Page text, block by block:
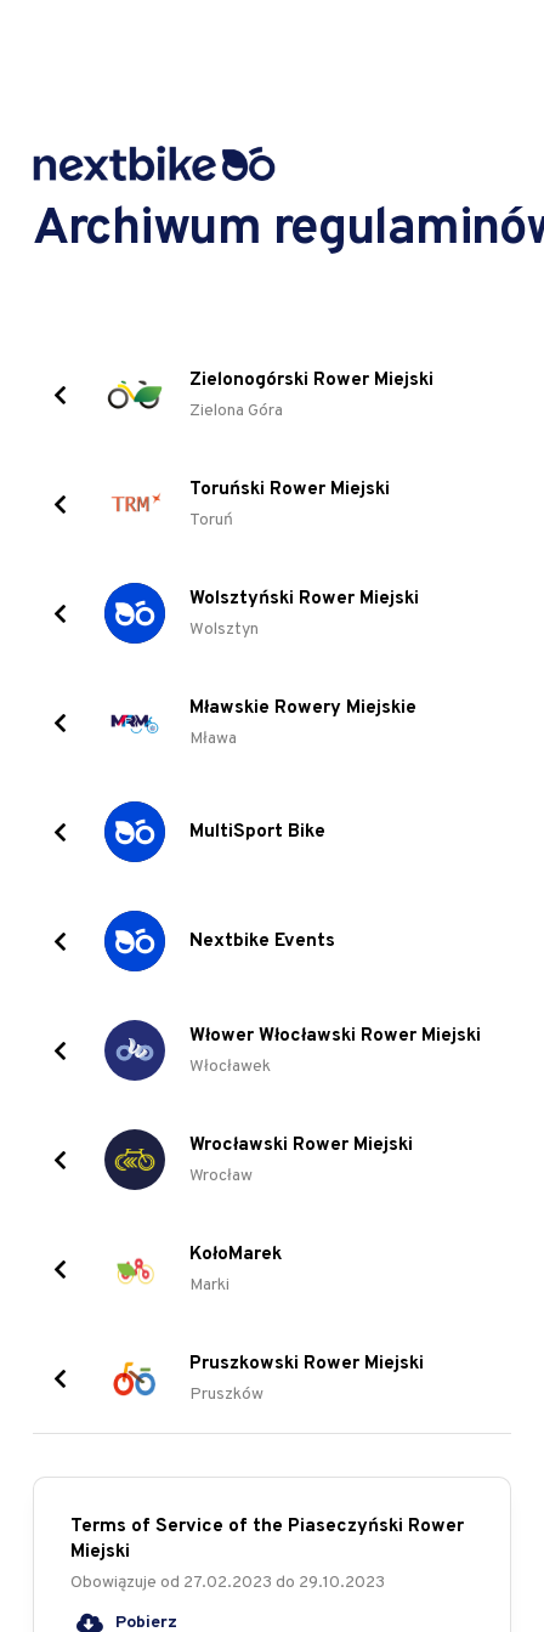
Archiwum
Zielonogórski Rower Miejski
Zielona Góra
Toruński Rower Miejski
Toruń
Wolsztyński Rower Miejski
Wolsztyn
Mławskie Rowery Miejskie
Mława
MultiSport Bike
Nextbike Events
Włower Włocławski Rower Miejski
Włocławek
Wrocławski Rower Miejski
Wrocław
KołoMarek
Marki
Pruszkowski Rower Miejski
Pruszków
Terms of Service of the Piaseczyński Rower
Miejski
Obowiązuje od 27.02.2023 do 29.10.2023
Pobierz